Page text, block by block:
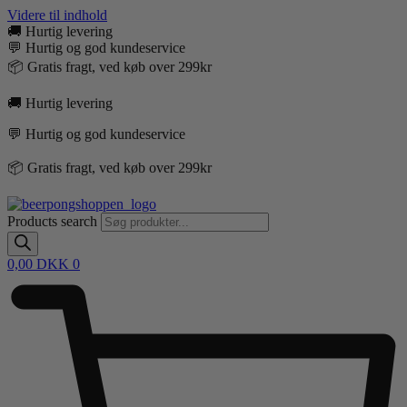
Videre til indhold
🚚 Hurtig levering
💬 Hurtig og god kundeservice
📦 Gratis fragt, ved køb over 299kr
🚚 Hurtig levering
💬 Hurtig og god kundeservice
📦 Gratis fragt, ved køb over 299kr
Products search
0,00 DKK 0